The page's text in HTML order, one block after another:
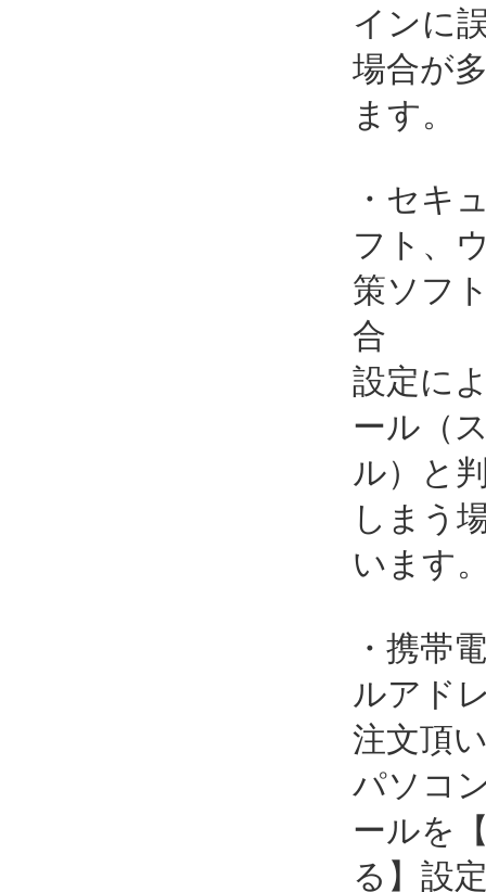
インに
場合が
ます。
・セキ
フト、
策ソフ
合
設定に
ール（
ル）と
しまう
います
・携帯
ルアド
注文頂
パソコ
ールを
る】設